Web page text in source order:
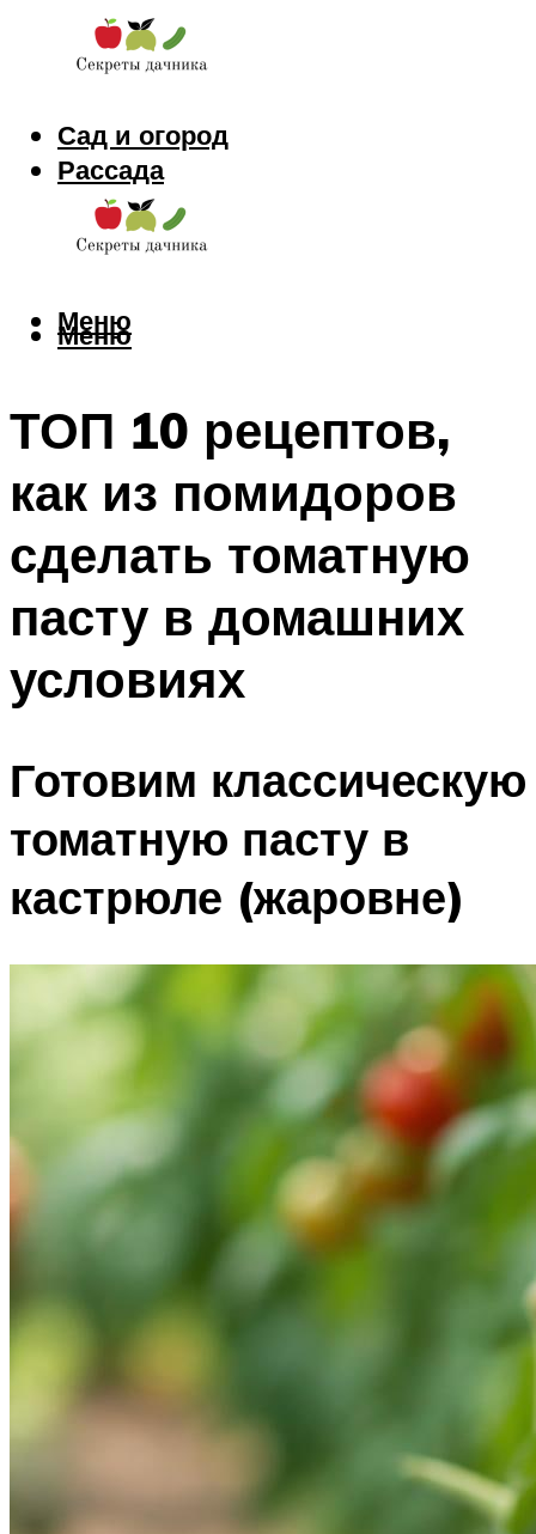
Сад и огород
Рассада
Цветы
Заготовки
Меню
Меню
ТОП 10 рецептов,
как из помидоров
сделать томатную
пасту в домашних
условиях
Готовим классическую
томатную пасту в
кастрюле (жаровне)